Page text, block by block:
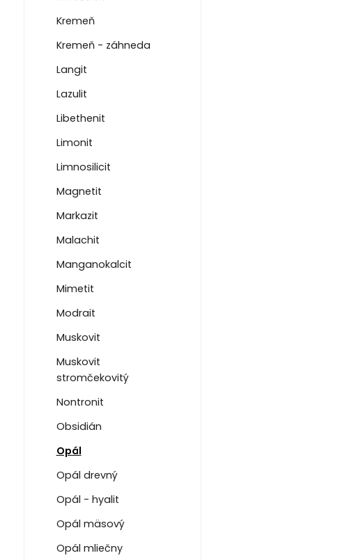
Kremeň
Kremeň - záhneda
Langit
Lazulit
Libethenit
Limonit
Limnosilicit
Magnetit
Markazit
Malachit
Manganokalcit
Mimetit
Modrait
Muskovit
Muskovit
stromčekovitý
Nontronit
Obsidián
Opál
Opál drevný
Opál - hyalit
Opál mäsový
Opál mliečny